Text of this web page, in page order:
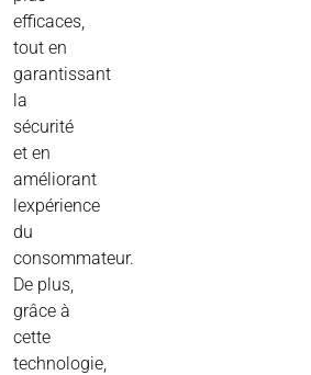
efficaces,
tout en
garantissant
la
sécurité
et en
améliorant
lexpérience
du
consommateur.
De plus,
grâce à
cette
technologie,